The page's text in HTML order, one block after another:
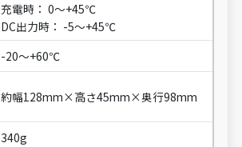
充電時： 0～+45℃
DC出力時： -5～+45℃
-20～+60℃
約幅128mm×高さ45mm×奥行98mm
340g